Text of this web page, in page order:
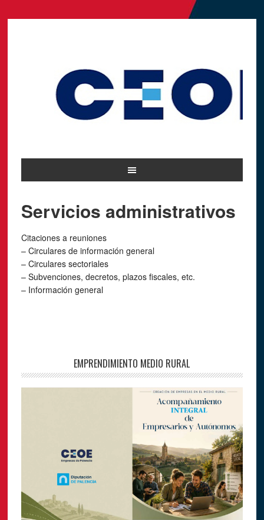
Servicios administrativos
Citaciones a reuniones
– Circulares de información general
– Circulares sectoriales
– Subvenciones, decretos, plazos fiscales, etc.
– Información general
EMPRENDIMIENTO MEDIO RURAL